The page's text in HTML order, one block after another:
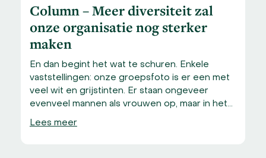
Column – Meer diversiteit zal
onze organisatie nog sterker
maken
En dan begint het wat te schuren. Enkele
vaststellingen: onze groepsfoto is er een met
veel wit en grijstinten. Er staan ongeveer
evenveel mannen als vrouwen op, maar in het…
Lees meer